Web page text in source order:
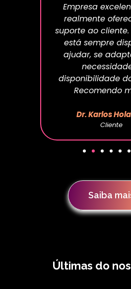
Empresa
realmente
suporte ao
está sempre
ajudar, se
disponibilidade
Recomendo
Dr. Karlos
Cliente
Saiba
Últimas do